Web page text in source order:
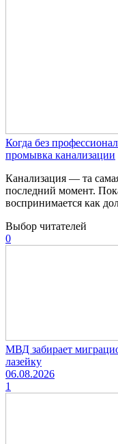
Когда без
промывка канализации
Канализация — та
последний момент.
воспринимается как
Выбор читателей
0
МВД забирает
лазейку
06.08.2026
1